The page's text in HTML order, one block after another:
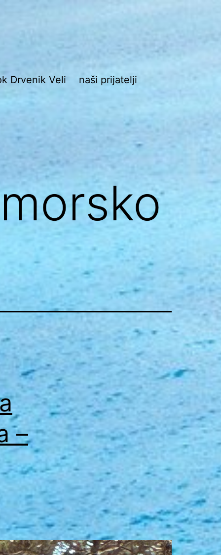
Drvenik Veli naši prijatelji
–